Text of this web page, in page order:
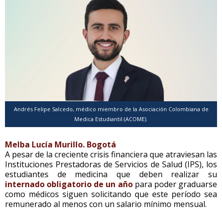
Andrés Felipe Salcedo, médico miembro de la Asociación Colombiana de
Medica Estudiantil (ACOME).
Melba Lucía Murillo. Bogotá
A pesar de la creciente crisis financiera que atraviesan las
Instituciones Prestadoras de Servicios de Salud (IPS), los
estudiantes de medicina que deben realizar su
internado obligatorio de un añopara poder graduarse
como médicos siguen solicitando que este período sea
remunerado al menos con un salario mínimo mensual.